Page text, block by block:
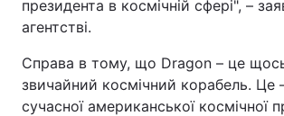
президента в космічній сфері", –
агентстві.
Справа в тому, що Dragon – це
звичайний космічний корабель. Це
сучасної американської космічної